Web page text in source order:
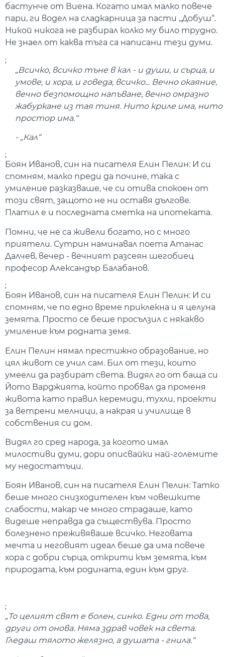
бастунче от Виена. Когато имал малко повече
пари, ги водел на сладкарница за пасти „Добуш“.
Никой никога не разбирал колко му било трудно.
Не знаел от каква тъга са написани тези думи.
;
„Всичко, всичко тъне в кал - и души, и сърца, и
умове, и хора, и говеда, всичко... Вечно окаяние,
вечно безпомощно напъване, вечно омразно
жабуркане из тая тиня. Нито криле има, нито
простор има.“
- „Кал“
;
Боян Иванов, син на писателя Елин Пелин: И си
спомням, малко преди да почине, така с
умиление разказваше, че си отива спокоен от
този свят, защото не ни оставя дългове.
Платил е и последната сметка на ипотеката.
Помни, че не са живели богато, но с много
приятели. Сутрин наминавал поета Атанас
Далчев, вечер - вечният разсеян шегобиец
професор Александър Балабанов.
;
Боян Иванов, син на писателя Елин Пелин: И си
спомням, че по едно време приклекна и я целуна
земята. Просто се беше просълзил с някакво
умиление към родната земя.
Елин Пелин нямал престижно образование, но
цял живот се учил сам. Бил от тези, които
умеели да разбират света. Видял го от баща си
Йото Варджията, който пробвал да променя
живота като правил керемиди, тухли, проекти
за ветрени мелници, а накрая и училище в
собствения си дом.
Видял го сред народа, за когото имал
милостиви думи, дори описвайки най-големите
му недостатъци.
Боян Иванов, син на писателя Елин Пелин: Татко
беше много снизходителен към човешките
слабости, макар че много страдаше, като
видеше неправда да съществува. Просто
болезнено преживяваше всичко. Неговата
мечта и неговият идеал беше да има повече
хора с добри сърца, открити към земята, към
природата, към родината, един към друг.
;
„То целият свят е болен, синко. Едни от това,
други от онова. Няма здрав човек на света.
Гледаш тялото желязно, а душата - гнила.“